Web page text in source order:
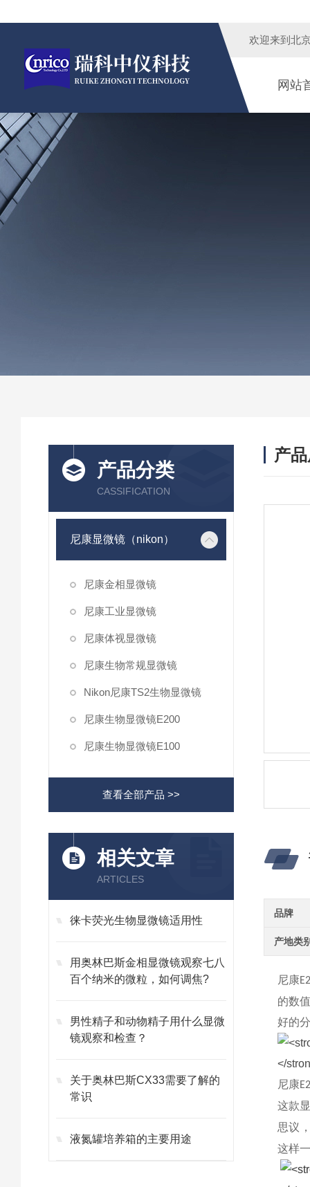
欢迎来到 北
网站
产品分类
CASSIFICATION
尼康显微镜（nikon）
尼康金相显微镜
尼康工业显微镜
尼康体视显微镜
尼康生物常规显微镜
Nikon尼康TS2生物显微镜
尼康生物显微镜E200
尼康生物显微镜E100
查看全部产品 >>
相关文章
ARTICLES
徕卡荧光生物显微镜适用性
用奥林巴斯金相显微镜观察七八
百个纳米的微粒，如何调焦?
男性精子和动物精子用什么显微
镜观察和检查？
关于奥林巴斯CX33需要了解的
常识
液氮罐培养箱的主要用途
产
品牌
产地类
尼康
的数
好的
尼康
这款
思议
这样